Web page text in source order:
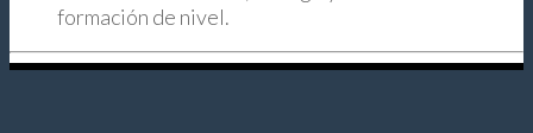
formación de nivel.